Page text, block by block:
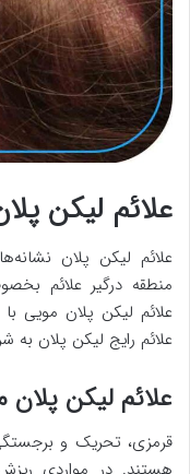
علائم لیکن
علائم لیکن پلان
منطقه درگیر علائم
علائم لیکن پلان مویی
علائم رایج لیکن پلان به
علائم لیکن
قرمزی، تحریک و